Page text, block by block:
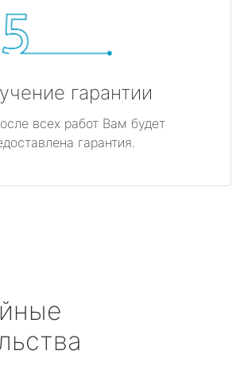
гарантии
всех работ Вам будет
гарантия.